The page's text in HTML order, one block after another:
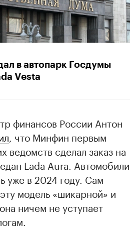
в автопарк Госдумы
Vesta
финансов России Антон
, что Минфин первым
ведомств сделал заказ на
Lada Aura. Автомобили
уже в 2024 году. Сам
модель «шикарной» и
ничем не уступает